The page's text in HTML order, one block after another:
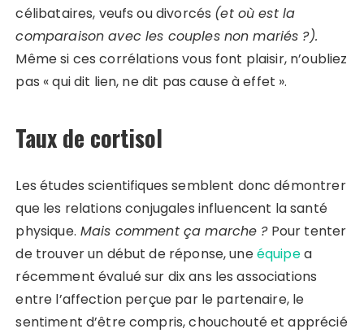
célibataires, veufs ou divorcés (et où est la
comparaison avec les couples non mariés ?).
Même si ces corrélations vous font plaisir, n’oubliez
pas « qui dit lien, ne dit pas cause à effet ».
Taux de cortisol
Les études scientifiques semblent donc démontrer
que les relations conjugales influencent la santé
physique. Mais comment ça marche ?Pour tenter
de trouver un début de réponse, uneéquipea
récemment évalué sur dix ans les associations
entre l’affection perçue par le partenaire, le
sentiment d’être compris, chouchouté et apprécié